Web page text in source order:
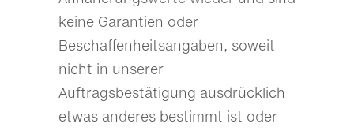
keine Garantien oder
Beschaffenheitsangaben, soweit
nicht in unserer
Auftragsbestätigung ausdrücklich
etwas anderes bestimmt ist oder